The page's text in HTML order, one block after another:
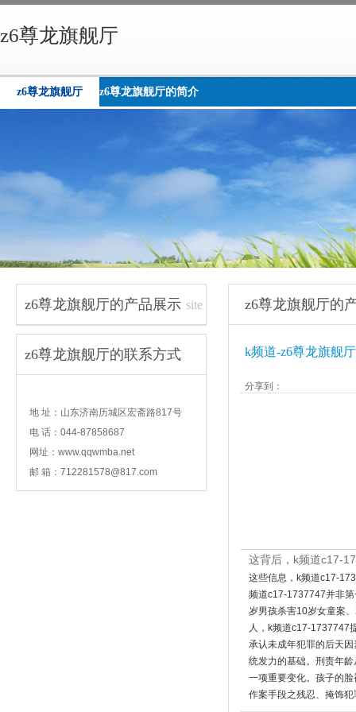
z6尊龙旗舰厅
z6尊龙旗舰厅 z6尊龙旗舰厅的简介
z6尊龙旗舰厅的产品展示 site
navigation
z6尊龙旗舰厅的联系方式
地 址：山东济南历城区宏斋路817号
电 话：044-87858687
网址：www.qqwmba.net
邮 箱： 712281578@817.com
z6尊龙旗舰厅的
k频道-z6尊龙旗舰厅
分享到：
这背后，k频道c17-
这些信息，k频道c17-
频道c17-1737747并非
岁男孩杀害10岁女童案
人，k频道c17-1737747
承认未成年犯罪的后天
统发力的基础。刑责年
一项重要变化。孩子的
作案手段之残忍、掩饰